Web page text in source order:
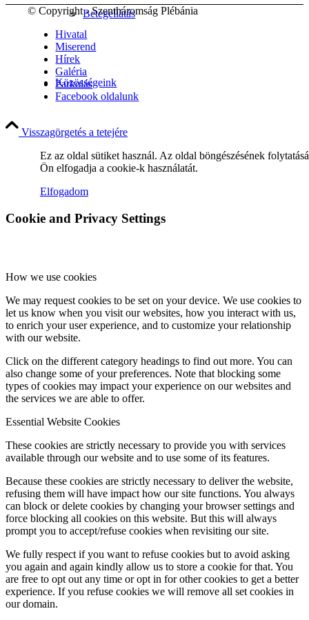
Betegellátás
Közösségeink
Hírek
Hírek
FÉNY ÉS FORRÁS egyházközségünk lapja
Galéria
Keresés
Menu Menu
© Copyright - Szentháromság Plébánia
Hivatal
Miserend
Hírek
Galéria
Parkolás
Facebook oldalunk
Visszagörgetés a tetejére
Ez az oldal sütiket használ. Az oldal böngészésének
Ön elfogadja a cookie-k használatát.
Elfogadom
Cookie and Privacy Settings
How we use cookies
We may request cookies to be set on your device. We use cookies to
let us know when you visit our websites, how you interact with us,
to enrich your user experience, and to customize your relationship
with our website.
Click on the different category headings to find out more. You can
also change some of your preferences. Note that blocking some
types of cookies may impact your experience on our websites and
the services we are able to offer.
Essential Website Cookies
These cookies are strictly necessary to provide you with services
available through our website and to use some of its features.
Because these cookies are strictly necessary to deliver the website,
refusing them will have impact how our site functions. You always
can block or delete cookies by changing your browser settings and
force blocking all cookies on this website. But this will always
prompt you to accept/refuse cookies when revisiting our site.
We fully respect if you want to refuse cookies but to avoid asking
you again and again kindly allow us to store a cookie for that. You
are free to opt out any time or opt in for other cookies to get a better
experience. If you refuse cookies we will remove all set cookies in
our domain.